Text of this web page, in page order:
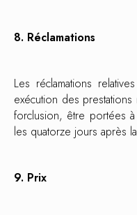
8. Réclamations
Les réclamations
exécution des
forclusion, être portées
les quatorze jours après
9. Prix